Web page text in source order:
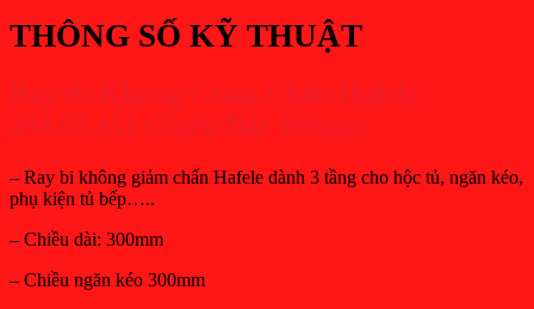
THÔNG SỐ KỸ THUẬT
– Ray bi không giảm chấn Hafele dành 3 tầng cho hộc tủ, ngăn kéo,
phụ kiện tủ bếp…..
– Chiều dài: 300mm
– Chiều ngăn kéo 300mm